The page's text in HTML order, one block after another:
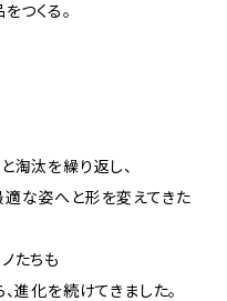
つくる。
淘汰を繰り返し、
な姿へと形を変えてきた
たちも
進化を続けてきました。